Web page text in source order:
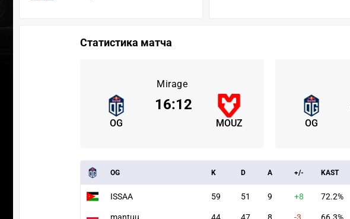
Статистика матча
Mirage
OG MOUZ
16:12
OG
OG K D A +/- KAST
ISSAA 59 51 9 +8 72.2%